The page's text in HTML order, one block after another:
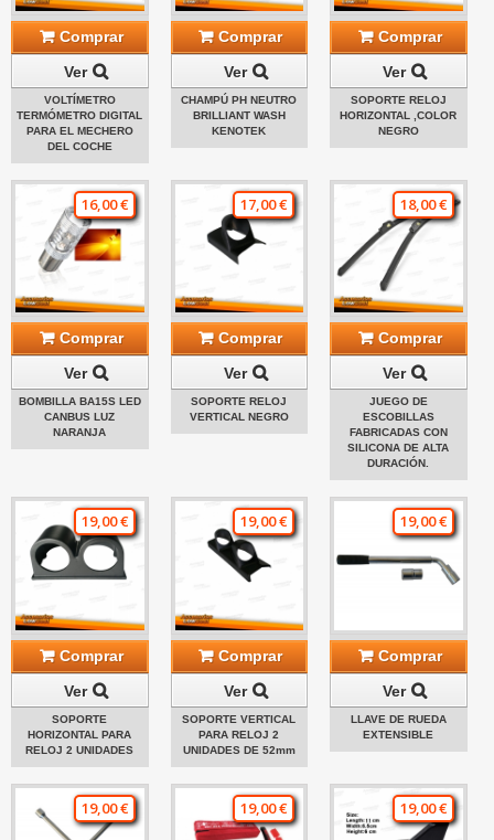
Comprar
Ver
VOLTÍMETRO
TERMÓMETRO DIGITAL
PARA EL MECHERO
DEL COCHE
Comprar
Ver
CHAMPÚ PH NEUTRO
BRILLIANT WASH
KENOTEK
Comprar
Ver
SOPORTE RELOJ
HORIZONTAL ,COLOR
NEGRO
16,00 €
Comprar
Ver
BOMBILLA BA15S LED
CANBUS LUZ
NARANJA
17,00 €
Comprar
Ver
SOPORTE RELOJ
VERTICAL NEGRO
18,00 €
Comprar
Ver
JUEGO DE
ESCOBILLAS
FABRICADAS CON
SILICONA DE ALTA
DURACIÓN.
19,00 €
Comprar
Ver
SOPORTE
HORIZONTAL PARA
RELOJ 2 UNIDADES
19,00 €
Comprar
Ver
SOPORTE VERTICAL
PARA RELOJ 2
UNIDADES DE 52mm
19,00 €
Comprar
Ver
LLAVE DE RUEDA
EXTENSIBLE
19,00 € 19,00 € 19,00 €